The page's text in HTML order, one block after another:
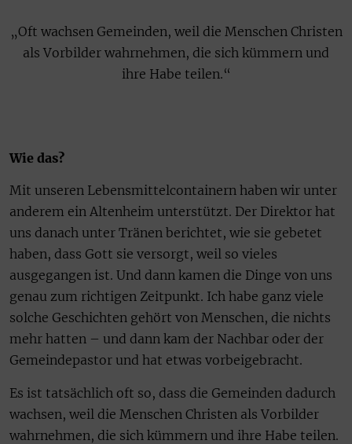
„Oft wachsen Gemeinden, weil die Menschen Christen
als Vorbilder wahrnehmen, die sich kümmern und
ihre Habe teilen.“
Wie das?
Mit unseren Lebensmittelcontainern haben wir unter
anderem ein Altenheim unterstützt. Der Direktor hat
uns danach unter Tränen berichtet, wie sie gebetet
haben, dass Gott sie versorgt, weil so vieles
ausgegangen ist. Und dann kamen die Dinge von uns
genau zum richtigen Zeitpunkt. Ich habe ganz viele
solche Geschichten gehört von Menschen, die nichts
mehr hatten – und dann kam der Nachbar oder der
Gemeindepastor und hat etwas vorbeigebracht.
Es ist tatsächlich oft so, dass die Gemeinden dadurch
wachsen, weil die Menschen Christen als Vorbilder
wahrnehmen, die sich kümmern und ihre Habe teilen.